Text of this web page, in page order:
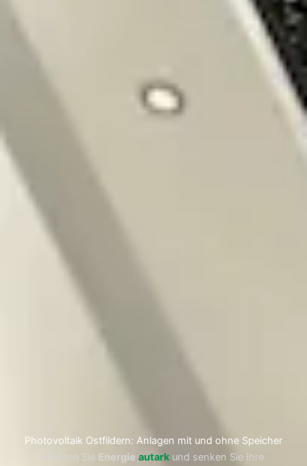
Photovoltaik Ostfildern: Anlagen mit und ohne Speicher
Werden Sie Energie autark und senken Sie Ihre